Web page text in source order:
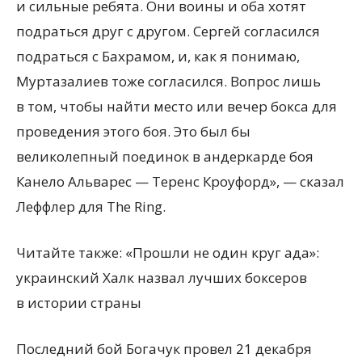
и сильные ребята. Они воины и оба хотят
подраться друг с другом. Сергей согласился
подраться с Бахрамом, и, как я понимаю,
Муртазалиев тоже согласился. Вопрос лишь
в том, чтобы найти место или вечер бокса для
проведения этого боя. Это был бы
великолепный поединок в андеркарде боя
Канело Альварес — Теренс Кроуфорд», — сказал
Леффлер для The Ring.
Читайте также: «Прошли не один круг ада»:
украинский Халк назвал лучших боксеров
в истории страны
Последний бой Богачук провел 21 декабря